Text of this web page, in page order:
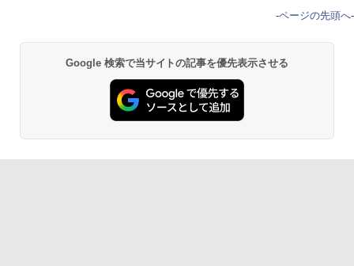
-ページの先頭へ-
Google 検索で当サイトの記事を優先表示させる